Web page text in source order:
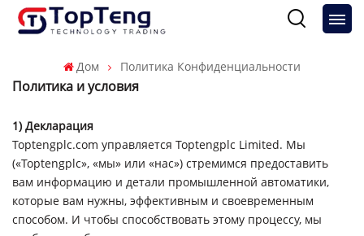
Дом Политика Конфиденциальности
Политика и условия
1) Декларация
Toptengplc.com управляется Toptengplc Limited. Мы
(«Toptengplc», «мы» или «нас») стремимся предоставить
вам информацию и детали промышленной автоматики,
которые вам нужны, эффективным и своевременным
способом. И чтобы способствовать этому процессу, мы